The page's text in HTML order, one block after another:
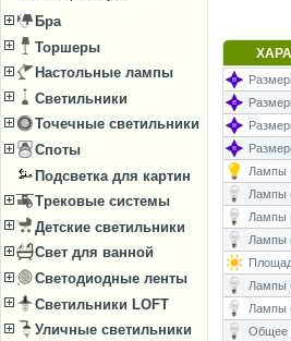
Бра
Торшеры
Настольные лампы
Светильники
Точечные светильники
Споты
Подсветка для картин
Трековые системы
Детские светильники
Свет для ванной
Светодиодные ленты
Светильники LOFT
Уличные светильники
Лампы
Лампы
Лампы
Лампы
Лампы
Лампы
Общее